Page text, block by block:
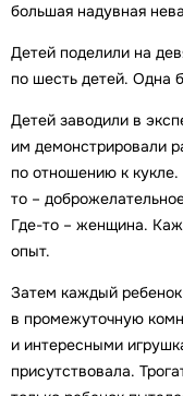
большая надувная
Детей поделили на
по шесть детей. Одна
Детей заводили в
им демонстрировали
по отношению к
то –
Где-то – женщина.
опыт.
Затем каждый
в промежуточную
и интересными
присутствовала.